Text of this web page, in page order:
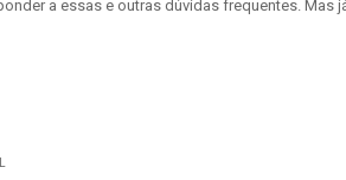
a essas e outras dúvidas frequentes. Mas